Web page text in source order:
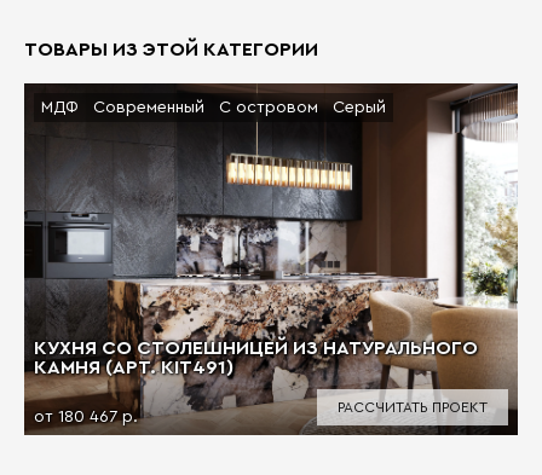
ТОВАРЫ ИЗ ЭТОЙ КАТЕГОРИИ
КУХНЯ СО СТОЛЕШНИЦЕЙ ИЗ НАТУРАЛЬНОГО
КАМНЯ (АРТ. KIT491)
от 180 467 р.
МДФ Современный С островом Серый
РАССЧИТАТЬ ПРОЕКТ